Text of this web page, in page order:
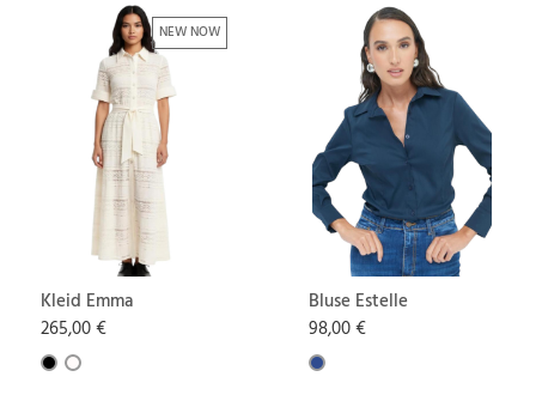
NEW NOW
Kleid Emma
265,00 €
Bluse Estelle
98,00 €